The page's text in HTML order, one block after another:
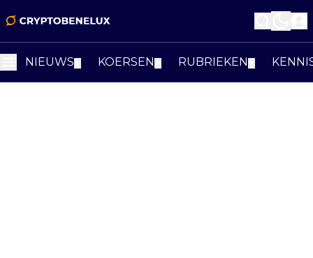
NIEUWS KOERSEN RUBRIEKEN